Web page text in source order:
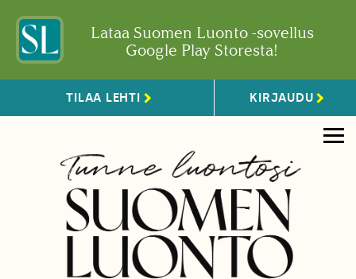
Lataa Suomen Luonto -sovellus
Google Play Storesta!
TILAA LEHTI KIRJAUDU